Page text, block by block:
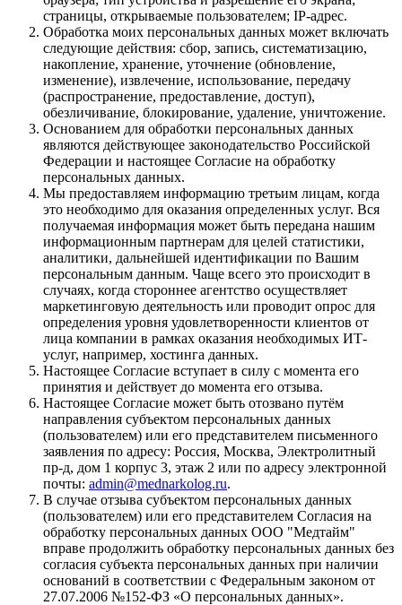
страницы, открываемые пользователем; IP-адрес.
Обработка моих персональных данных может включать
следующие действия: сбор, запись, систематизацию,
накопление, хранение, уточнение (обновление,
изменение), извлечение, использование, передачу
(распространение, предоставление, доступ),
обезличивание, блокирование, удаление, уничтожение.
Основанием для обработки персональных данных
являются действующее законодательство Российской
Федерации и настоящее Согласие на обработку
персональных данных.
Мы предоставляем информацию третьим лицам, когда
это необходимо для оказания определенных услуг. Вся
получаемая информация может быть передана нашим
информационным партнерам для целей статистики,
аналитики, дальнейшей идентификации по Вашим
персональным данным. Чаще всего это происходит в
случаях, когда стороннее агентство осуществляет
маркетинговую деятельность или проводит опрос для
определения уровня удовлетворенности клиентов от
лица компании в рамках оказания необходимых ИТ-
услуг, например, хостинга данных.
Настоящее Согласие вступает в силу с момента его
принятия и действует до момента его отзыва.
Настоящее Согласие может быть отозвано путём
направления субъектом персональных данных
(пользователем) или его представителем письменного
заявления по адресу: Россия, Москва, Электролитный
пр-д, дом 1 корпус 3, этаж 2 или по адресу электронной
почты: admin@mednarkolog.ru.
В случае отзыва субъектом персональных данных
(пользователем) или его представителем Согласия на
обработку персональных данных ООО "Медтайм"
вправе продолжить обработку персональных данных без
согласия субъекта персональных данных при наличии
оснований в соответствии с Федеральным законом от
27.07.2006 №152-ФЗ «О персональных данных».